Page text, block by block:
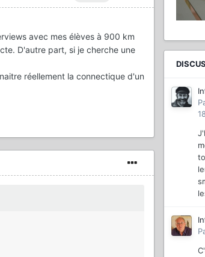
avec mes élèves à 900 km
D'autre part, si je cherche une
réellement la connectique d'un